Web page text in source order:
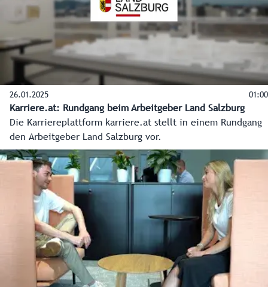
26.01.2025 01:00
Karriere.at: Rundgang beim Arbeitgeber Land Salzburg
Die Karriereplattform karriere.at stellt in einem Rundgang
den Arbeitgeber Land Salzburg vor.